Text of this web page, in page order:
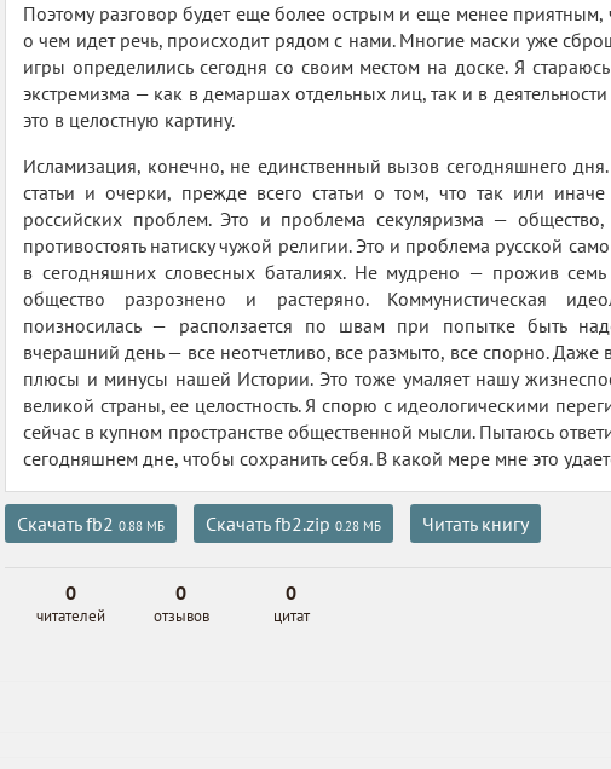
Поэтому разговор будет еще более острым и еще менее
о чем идет речь, происходит рядом с нами. Многие маски уже
игры определились сегодня со своим местом на доске. Я
экстремизма — как в демаршах отдельных лиц, так и в
это в целостную картину.
Исламизация, конечно, не единственный вызов сегодняшнего
статьи и очерки, прежде всего статьи о том, что так или
российских проблем. Это и проблема секуляризма —
противостоять натиску чужой религии. Это и проблема русской
в сегодняшних словесных баталиях. Не мудрено — прожив семь
общество разрознено и растеряно. Коммунистическая
поизносилась — расползается по швам при попытке быть
вчерашний день — все неотчетливо, все размыто, все спорно.
плюсы и минусы нашей Истории. Это тоже умаляет нашу
великой страны, ее целостность. Я спорю с идеологическими
сейчас в купном пространстве общественной мысли. Пытаюсь
сегодняшнем дне, чтобы сохранить себя. В какой мере мне это
Скачать fb2 0.88 МБ Скачать fb2.zip 0.28 МБ Читать книгу
0
читателей
0
отзывов
0
цитат